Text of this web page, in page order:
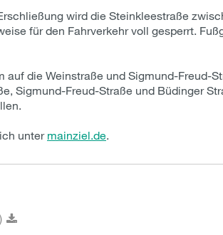
wird die Steinkleestraße
für den Fahrverkehr voll gesperrt.
die Weinstraße und Sigmund-Freud-
Sigmund-Freud-Straße und Büdinger
unter mainziel.de.